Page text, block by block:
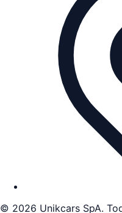
© 2026 Unikcars SpA.